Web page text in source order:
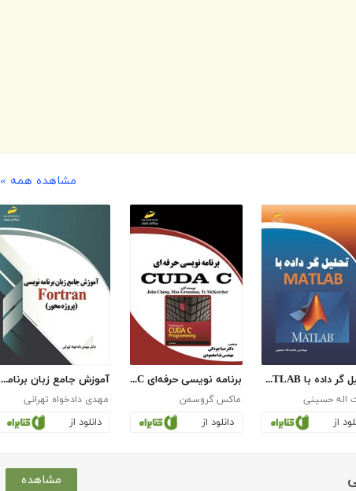
مشاهده همه »
تحلیل گر داده با MATLAB
اله حسینی
از
برنامه نویسی حرفه‌ای CUDA C
ماکس گروسمن
دانلود از
آموزش جامع زبان برنامه نویسی فرترن fortran (پروژه محور)
مهدی دادخواه تهرانی
دانلود از
مشاهده